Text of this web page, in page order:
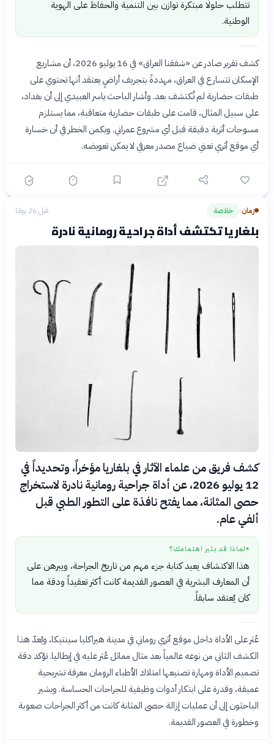
تتطلب حلولًا مبتكرة توازن بين التنمية والحفاظ على الهوية
الوطنية.
كشف تقرير صادر عن «شفقنا العراق» في 16 يوليو 2026، أن مشاريع
الإسكان تتسارع في العراق، مهددةً بتجريف أراضٍ يعتقد أنها تحتوي على
طبقات حضارية لم تُكتشف بعد. وأشار الباحث ياسر العبيدي إلى أن بغداد،
على سبيل المثال، قامت على طبقات حضارية متعاقبة، مما يستلزم
مسوحات أثرية دقيقة قبل أي مشروع عمراني. ويكمن الخطر في أن خسارة
أي موقع أثري تعني ضياع مصدر معرفي لا يمكن تعويضه.
زمان› خلاصة قبل 26 يومًا
بلغاريا تكتشف أداة جراحية رومانية نادرة
كشف فريق من علماء الآثار في بلغاريا مؤخراً، وتحديداً في
12 يوليو 2026، عن أداة جراحية رومانية نادرة لاستخراج
حصى المثانة، مما يفتح نافذة على التطور الطبي قبل
ألفي عام.
● لماذا قد يثير اهتمامك؟
هذا الاكتشاف يعيد كتابة جزء مهم من تاريخ الجراحة، ويبرهن على
أن المعارف البشرية في العصور القديمة كانت أكثر تعقيداً ودقة مما
كان يُعتقد سابقاً.
عُثر على الأداة داخل موقع أثري روماني في مدينة هيراكليا سينتيكا، ويُعدّ هذا
الكشف الثاني من نوعه عالمياً بعد مثال مماثل عُثر عليه في إيطاليا. تؤكد دقة
تصميم الأداة ومهارة تصنيعها امتلاك الأطباء الرومان معرفة تشريحية
عميقة، وقدرة على ابتكار أدوات وظيفية للجراحات الحساسة. ويشير
الباحثون إلى أن عمليات إزالة حصى المثانة كانت من أكثر الجراحات صعوبة
وخطورة في العصور القديمة.